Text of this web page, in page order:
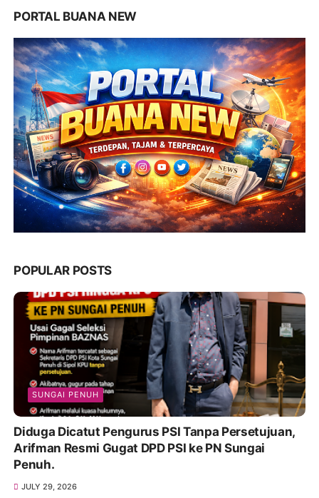
PORTAL BUANA NEW
POPULAR POSTS
SUNGAI PENUH
Diduga Dicatut Pengurus PSI Tanpa Persetujuan,
Arifman Resmi Gugat DPD PSI ke PN Sungai
Penuh.
JULY 29, 2026